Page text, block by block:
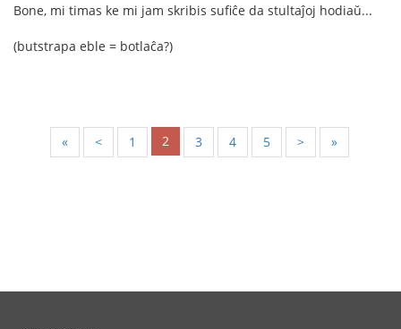
Bone, mi timas ke mi jam skribis sufiĉe da stultaĵoj hodiaŭ...
(butstrapa eble = botlaĉa?)
« < 1 2 3 4 5 > »